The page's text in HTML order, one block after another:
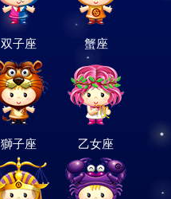
双子座 蟹座
獅子座 乙女座